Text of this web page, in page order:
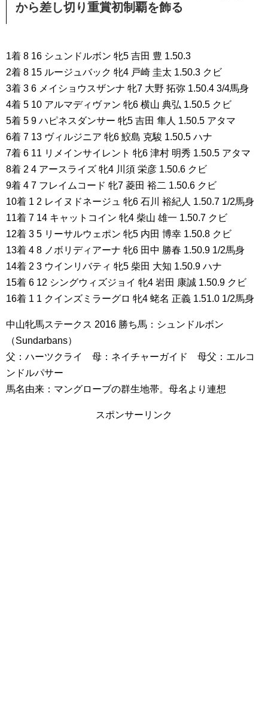
から差し切り重賞初制覇を飾る
1着 8 16 シュンドルボン 牝5 吉田 豊 1.50.3
2着 8 15 ルージュバック 牝4 戸崎 圭太 1.50.3 クビ
3着 3 6 メイショウスザンナ 牝7 大野 拓弥 1.50.4 3/4馬身
4着 5 10 アルマディヴァン 牝6 横山 典弘 1.50.5 クビ
5着 5 9 ハピネスダンサー 牝5 吉田 隼人 1.50.5 アタマ
6着 7 13 ヴィルジニア 牝6 鮫島 克駿 1.50.5 ハナ
7着 6 11 リメインサイレント 牝6 津村 明秀 1.50.5 アタマ
8着 2 4 アースライズ 牝4 川須 栄彦 1.50.6 クビ
9着 4 7 フレイムコード 牝7 菱田 裕二 1.50.6 クビ
10着 1 2 レイヌドネージュ 牝6 石川 裕紀人 1.50.7 1/2馬身
11着 7 14 キャットコイン 牝4 柴山 雄一 1.50.7 クビ
12着 3 5 リーサルウェポン 牝5 内田 博幸 1.50.8 クビ
13着 4 8 ノボリディアーナ 牝6 田中 勝春 1.50.9 1/2馬身
14着 2 3 ウインリバティ 牝5 柴田 大知 1.50.9 ハナ
15着 6 12 シングウィズジョイ 牝4 岩田 康誠 1.50.9 クビ
16着 1 1 クインズミラーグロ 牝4 蛯名 正義 1.51.0 1/2馬身
中山牝馬ステークス 2016 勝ち馬：シュンドルボン
（Sundarbans）
父：ハーツクライ 母：ネイチャーガイド 母父：エルコ
ンドルパサー
馬名由来：マングローブの群生地帯。母名より連想
スポンサーリンク